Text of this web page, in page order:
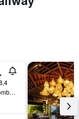
7, Hospital Street, Colombo 01, Colombo, Sri Lanka